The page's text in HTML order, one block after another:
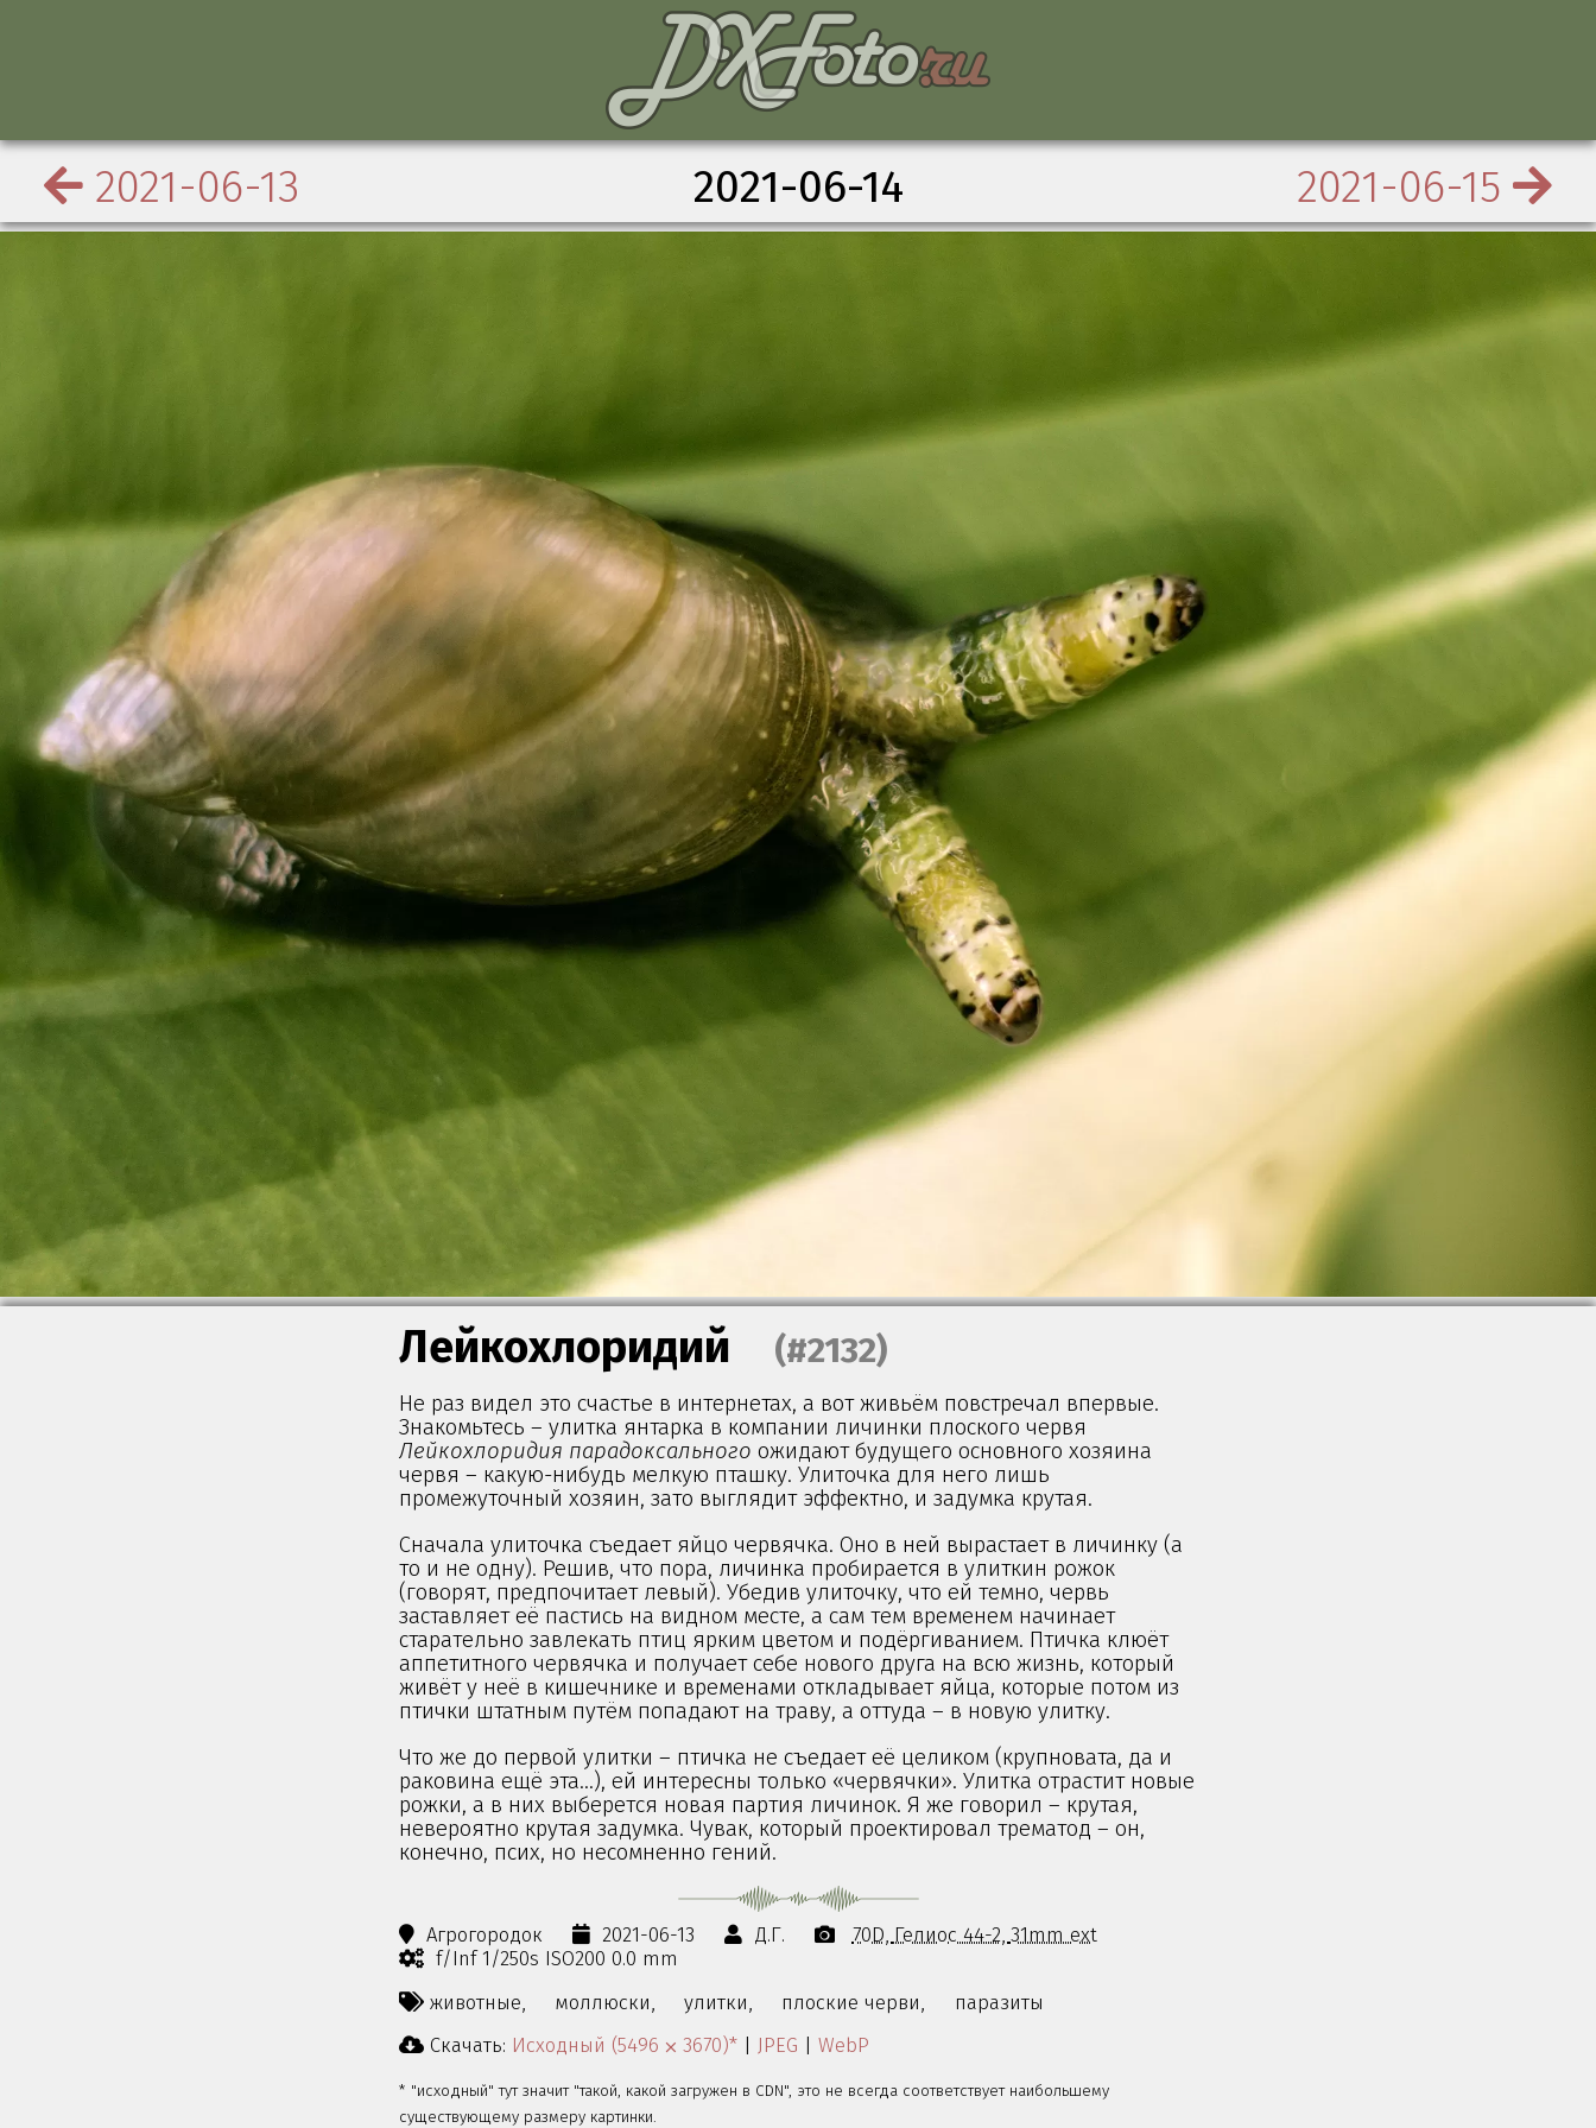
2021-06-13 2021-06-14 2021-06-15
Лейкохлоридий (#2132)
Не раз видел это счастье в интернетах, а вот живьём повстречал впервые.
Знакомьтесь – улитка янтарка в компании личинки плоского червя
Лейкохлоридия парадоксального ожидают будущего основного хозяина
червя – какую-нибудь мелкую пташку. Улиточка для него лишь
промежуточный хозяин, зато выглядит эффектно, и задумка крутая.
Сначала улиточка съедает яйцо червячка. Оно в ней вырастает в личинку (а
то и не одну). Решив, что пора, личинка пробирается в улиткин рожок
(говорят, предпочитает левый). Убедив улиточку, что ей темно, червь
заставляет её пастись на видном месте, а сам тем временем начинает
старательно завлекать птиц ярким цветом и подёргиванием. Птичка клюёт
аппетитного червячка и получает себе нового друга на всю жизнь, который
живёт у неё в кишечнике и временами откладывает яйца, которые потом из
птички штатным путём попадают на траву, а оттуда – в новую улитку.
Что же до первой улитки – птичка не съедает её целиком (крупновата, да и
раковина ещё эта…), ей интересны только «червячки». Улитка отрастит новые
рожки, а в них выберется новая партия личинок. Я же говорил – крутая,
невероятно крутая задумка. Чувак, который проектировал трематод – он,
конечно, псих, но несомненно гений.
Агрогородок 2021-06-13 Д.Г. 70D Гелиос 44-2 31mm ext
f/Inf 1/250s ISO200 0.0 mm
животные,
моллюски, улитки, плоские черви,
паразиты
Скачать: Исходный (5496 ⨉ 3670)* JPEG WebP
* "исходный" тут значит "такой, какой загружен в CDN", это не всегда соответствует наибольшему
существующему размеру картинки.